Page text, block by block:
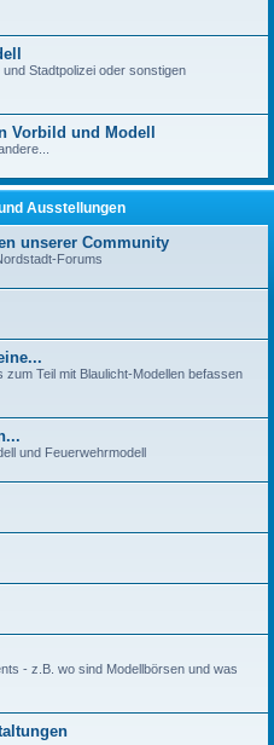
Stadtpolizei oder sonstigen
Vorbild und Modell
Ausstellungen
unserer Community
Forums
zum Teil mit Blaulicht-Modellen befassen
und Feuerwehrmodell
- z.B. wo sind Modellbörsen und was